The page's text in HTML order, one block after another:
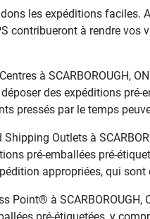
les expéditions faciles.
contribueront à rendre vos
à SCARBOROUGH,
des expéditions
pressés par le temps
Shipping Outlets à
pré-emballées pré-
appropriées, qui
Point® à
pré-étiquetées, y